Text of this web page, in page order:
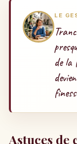
LE
de la
Astuces de